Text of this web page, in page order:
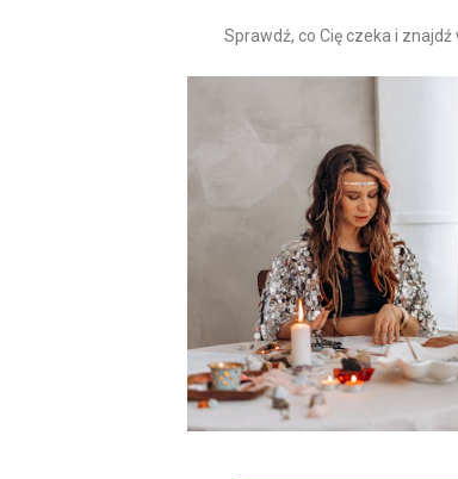
Sprawdź, co Cię czeka i